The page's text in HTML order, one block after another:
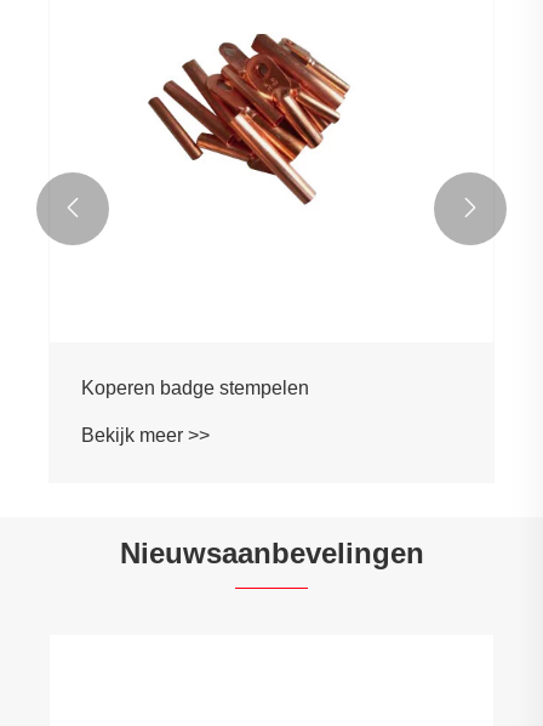
Koperen badge stempelen
Bekijk meer >>
 
Nieuwsaanbevelingen